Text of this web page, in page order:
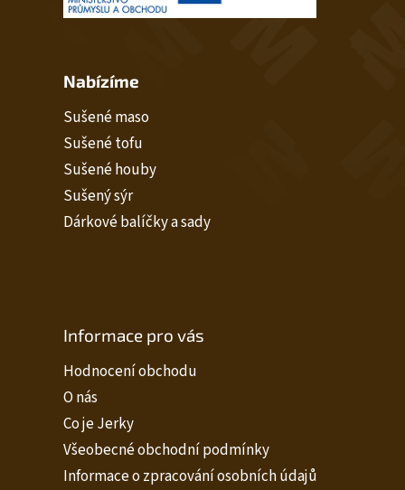
Nabízíme
Sušené maso
Sušené tofu
Sušené houby
Sušený sýr
Dárkové balíčky a sady
Informace pro vás
Hodnocení obchodu
O nás
Co je Jerky
Všeobecné obchodní podmínky
Informace o zpracování osobních údajů